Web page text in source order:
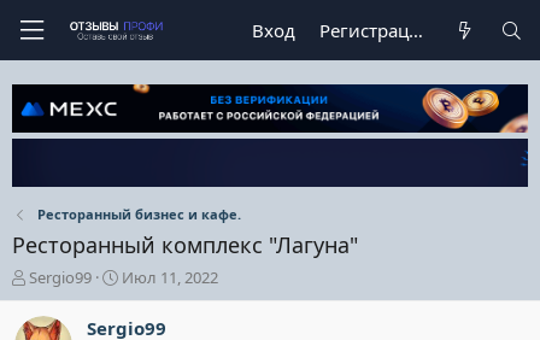
Вход Регистрация
Ресторанный бизнес и кафе.
Ресторанный комплекс "Лагуна"
А
в
т
Sergio99
Д
а
Июл 11, 2022
Sergio99